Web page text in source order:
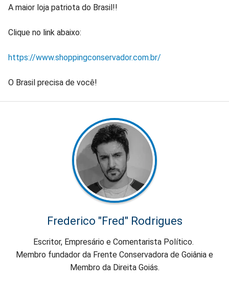
A maior loja patriota do Brasil!!
Clique no link abaixo:
https://www.shoppingconservador.com.br/
O Brasil precisa de você!
Frederico "Fred" Rodrigues
Escritor, Empresário e Comentarista Político.
Membro fundador da Frente Conservadora de Goiânia e
Membro da Direita Goiás.